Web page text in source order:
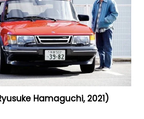
Hamaguchi, 2021)